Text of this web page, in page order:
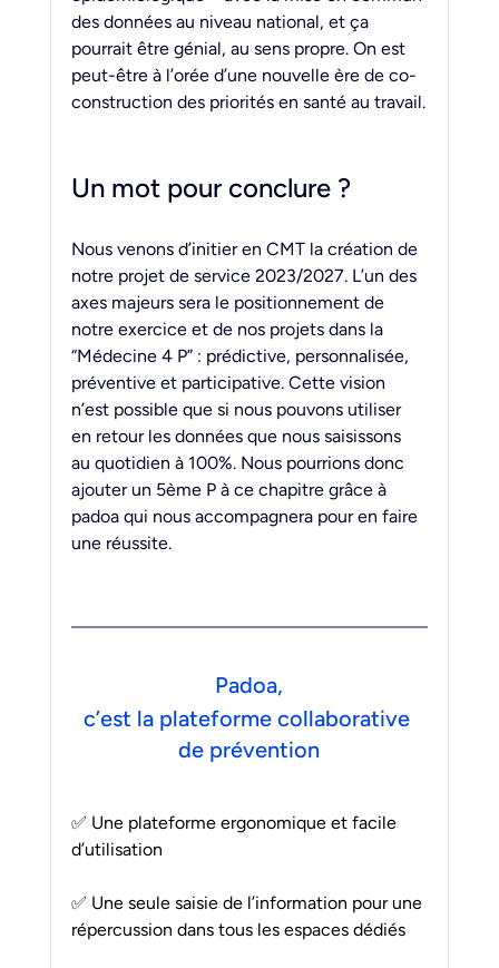
des données au niveau national, et ça
pourrait être génial, au sens propre. On est
peut-être à l’orée d’une nouvelle ère de co-
construction des priorités en santé au travail.
Un mot pour conclure ?
Nous venons d’initier en CMT la création de
notre projet de service 2023/2027. L’un des
axes majeurs sera le positionnement de
notre exercice et de nos projets dans la
“Médecine 4 P” : prédictive, personnalisée,
préventive et participative. Cette vision
n’est possible que si nous pouvons utiliser
en retour les données que nous saisissons
au quotidien à 100%. Nous pourrions donc
ajouter un 5ème P à ce chapitre grâce à
padoa qui nous accompagnera pour en faire
une réussite.
Padoa,
c’est la plateforme collaborative
de prévention
✅ Une plateforme ergonomique et facile
d’utilisation
✅ Une seule saisie de l’information pour une
répercussion dans tous les espaces dédiés